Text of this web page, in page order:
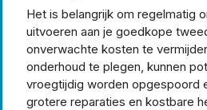
Het is belangrijk om regelmatig
uitvoeren aan je goedkope
onverwachte kosten te
onderhoud te plegen, kunnen
vroegtijdig worden opgespoord
grotere reparaties en kostbare